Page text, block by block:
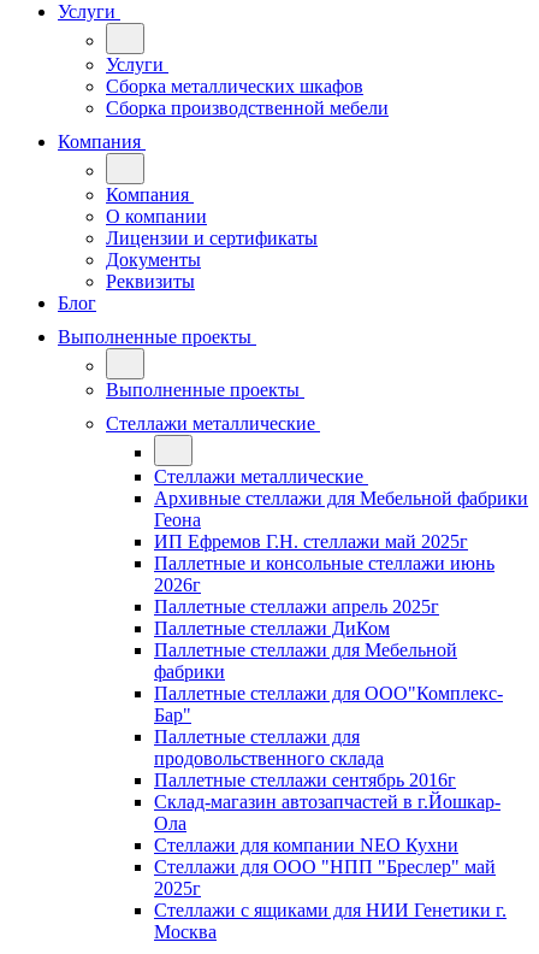
Услуги
Услуги
Сборка металлических шкафов
Сборка производственной мебели
Компания
Компания
О компании
Лицензии и сертификаты
Документы
Реквизиты
Блог
Выполненные проекты
Выполненные проекты
Стеллажи металлические
Стеллажи металлические
Архивные стеллажи для Мебельной фабрики
Геона
ИП Ефремов Г.Н. стеллажи май 2025г
Паллетные и консольные стеллажи июнь
2026г
Паллетные стеллажи апрель 2025г
Паллетные стеллажи ДиКом
Паллетные стеллажи для Мебельной
фабрики
Паллетные стеллажи для ООО"Комплекс-
Бар"
Паллетные стеллажи для
продовольственного склада
Паллетные стеллажи сентябрь 2016г
Склад-магазин автозапчастей в г.Йошкар-
Ола
Стеллажи для компании NEO Кухни
Стеллажи для ООО "НПП "Бреслер" май
2025г
Стеллажи с ящиками для НИИ Генетики г.
Москва